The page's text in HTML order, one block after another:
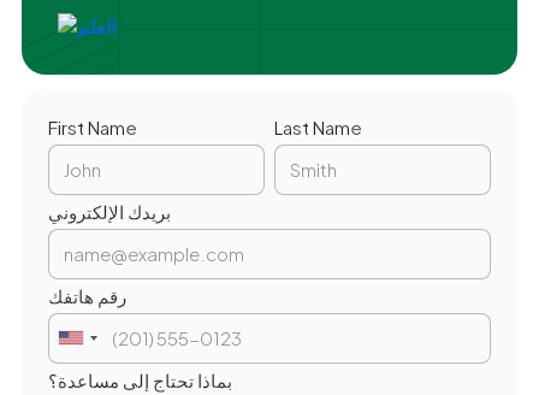
First Name Last Name
بريدك الإلكتروني
رقم هاتفك
بماذا تحتاج إلى مساعدة؟